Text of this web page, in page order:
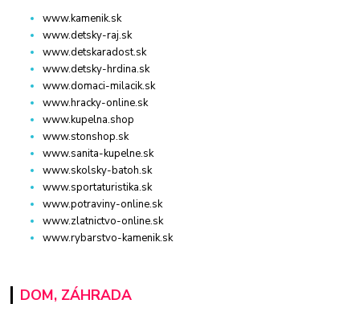
www.kamenik.sk
www.detsky-raj.sk
www.detskaradost.sk
www.detsky-hrdina.sk
www.domaci-milacik.sk
www.hracky-online.sk
www.kupelna.shop
www.stonshop.sk
www.sanita-kupelne.sk
www.skolsky-batoh.sk
www.sportaturistika.sk
www.potraviny-online.sk
www.zlatnictvo-online.sk
www.rybarstvo-kamenik.sk
DOM, ZÁHRADA